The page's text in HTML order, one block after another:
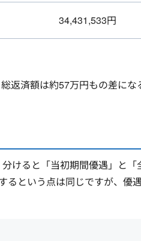
34,431,533円
返済額は約57万円もの差にな
けると「当初期間優遇」と「
という点は同じですが、優